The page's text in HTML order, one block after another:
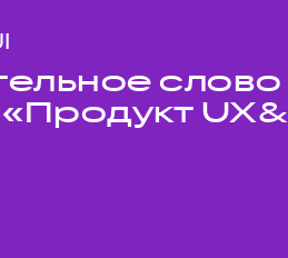
слово